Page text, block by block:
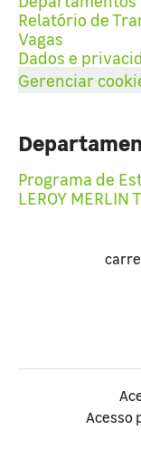
Relatório de
Vagas
Dados e
Gerenciar
Programa de
LEROY MERLIN
Acesso